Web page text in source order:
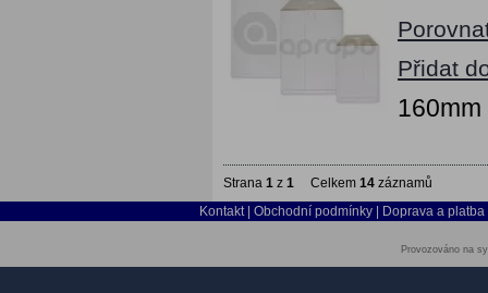
Přidat
Strana 1 z 1 Celkem 14 záznamů
Kontakt
Obchodní podmínky Doprava a platba
Provozováno na